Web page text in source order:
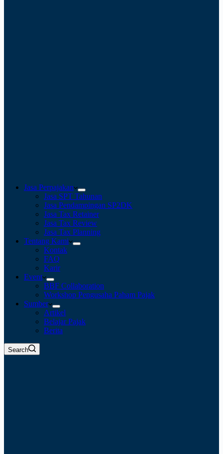
Jasa Perpajakan
Jasa SPT Tahunan
Jasa Pendampingan SP2DK
Jasa Tax Retainer
Jasa Tax Review
Jasa Tax Planning
Tentang Kami
Kontak
FAQ
Karir
Event
BBF Collaboration
Workshop Pengusaha Paham Pajak
Sumber
Artikel
Belajar Pajak
Berita
Search